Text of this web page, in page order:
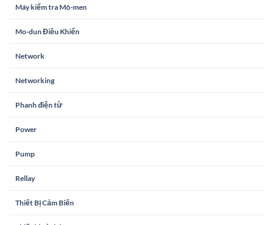
Máy kiểm tra Mô-men
Mo-dun Điều Khiển
Network
Networking
Phanh điện từ
Power
Pump
Rellay
Thiết Bị Cảm Biến